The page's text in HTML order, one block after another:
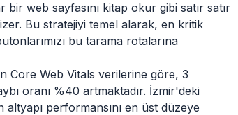
bir web sayfasını kitap okur gibi satır satır
Bu stratejiyi temel alarak, en kritik
bu tarama rotalarına
Core Web Vitals verilerine göre, 3
oranı %40 artmaktadır. İzmir'deki
performansını en üst düzeye